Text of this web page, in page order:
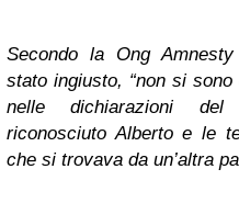
Secondo la Ong
stato ingiusto, “non si
nelle dichiarazioni
riconosciuto Alberto e le
che si trovava da un’altra